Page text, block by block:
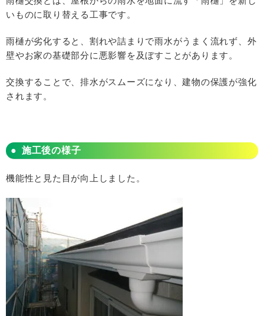
いものに取り替える工事です。
雨樋が劣化すると、割れや詰まりで雨水がうまく流れず、外
壁やお家の基礎部分に悪影響を及ぼすことがあります。
交換することで、排水がスムーズになり、建物の保護が強化
されます。
施工後の様子
機能性と見た目が向上しました。